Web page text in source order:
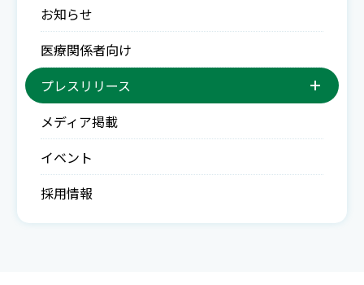
お知らせ
医療関係者向け
プレスリリース
メディア掲載
イベント
採用情報